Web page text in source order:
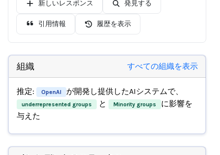
新しいレスポンス 発見する
引用情報 履歴を表示
組織 すべての組織を表示
推定: OpenAI が開発し提供したAIシステムで、
underrepresented groups と Minority groups
に影響を
与えた